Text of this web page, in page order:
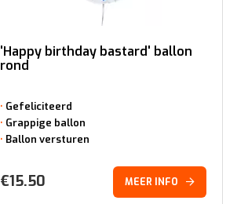
'Happy birthday bastard' ballon
rond
Gefeliciteerd
Grappige ballon
Ballon versturen
€15.50 MEER INFO